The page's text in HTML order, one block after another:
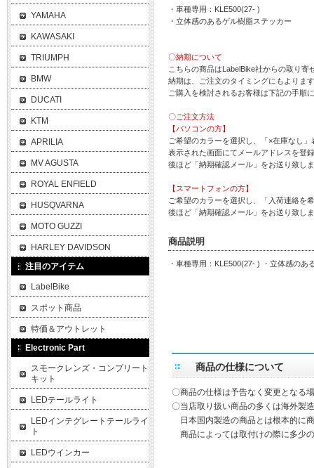
・車種専用：KLE500(27- )
・立体感のあるゲル樹脂ステッカー
〇納期について
こちらの商品はLabelBike社からの取り寄
納期は、ご注文のタイミングにもよりま
ご購入を検討されるお客様は下記の手順
〇ご注文方法
【パソコンの方】
ご希望のカラーを選択し、「×在庫なし
表示された画面にてメールアドレスを登
後ほど「納期確認メール」をお送り致し
【スマートフォンの方】
ご希望のカラーを選択し、「入荷連絡を
後ほど「納期確認メール」をお送り致し
商品説明
・車種専用：KLE500(27- ) ・立体感のあ
商品の仕様について
〇商品の仕様は予告なく変更となる
〇当店取り扱い商品の多くは海外製
日本国内製造の商品とは根本的に
商品によっては取付けの際に多少
YAMAHA
KAWASAKI
TRIUMPH
BMW
DUCATI
KTM
APRILIA
MV AGUSTA
ROYAL ENFIELD
HUSQVARNA
MOTO GUZZI
HARLEY DAVIDSON
注目のアイテム
LabelBike
スポット商品
特価＆アウトレット
Electronic Part
スモークレンズ・コンプリート
キット
LEDテールライト
LEDインテグレートテールライ
ト
LEDウインカー